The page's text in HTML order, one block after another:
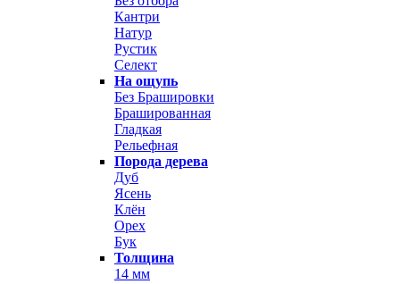
Кантри
Натур
Рустик
Селект
На ощупь
Без Брашировки
Брашированная
Гладкая
Рельефная
Порода дерева
Дуб
Ясень
Клён
Орех
Бук
Толщина
14 мм